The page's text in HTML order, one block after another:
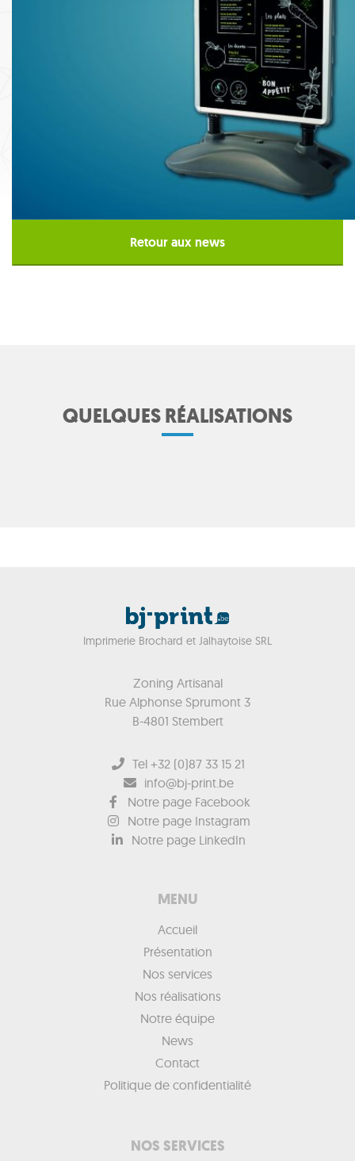
Retour aux news
QUELQUES RÉALISATIONS
Imprimerie Brochard et Jalhaytoise SRL
Zoning Artisanal
Rue Alphonse Sprumont 3
B-4801 Stembert
Tel +32 (0)87 33 15 21
info@bj-print.be
Notre page Facebook
Notre page Instagram
Notre page LinkedIn
MENU
Accueil
Présentation
Nos services
Nos réalisations
Notre équipe
News
Contact
Politique de confidentialité
NOS SERVICES